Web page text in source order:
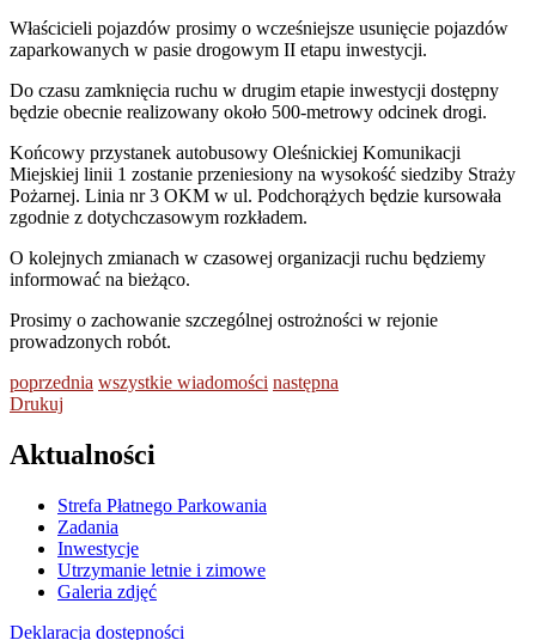
Właścicieli pojazdów prosimy o wcześniejsze usunięcie pojazdów
zaparkowanych w pasie drogowym II etapu inwestycji.
Do czasu zamknięcia ruchu w drugim etapie inwestycji dostępny
będzie obecnie realizowany około 500-metrowy odcinek drogi.
Końcowy przystanek autobusowy Oleśnickiej Komunikacji
Miejskiej linii 1 zostanie przeniesiony na wysokość siedziby Straży
Pożarnej. Linia nr 3 OKM w ul. Podchorążych będzie kursowała
zgodnie z dotychczasowym rozkładem.
O kolejnych zmianach w czasowej organizacji ruchu będziemy
informować na bieżąco.
Prosimy o zachowanie szczególnej ostrożności w rejonie
prowadzonych robót.
poprzednia wszystkie wiadomości następna
Drukuj
Aktualności
Strefa Płatnego Parkowania
Zadania
Inwestycje
Utrzymanie letnie i zimowe
Galeria zdjęć
Deklaracja dostępności